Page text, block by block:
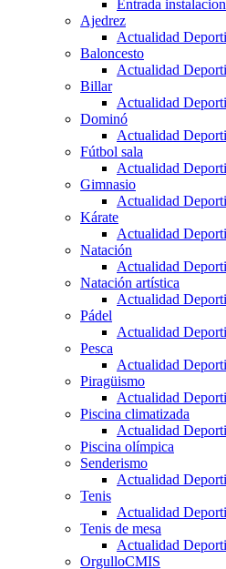
Entrada
Ajedrez
Actualidad
Baloncesto
Actualidad
Billar
Actualidad
Dominó
Actualidad
Fútbol sala
Actualidad
Gimnasio
Actualidad
Kárate
Actualidad
Natación
Actualidad
Natación artística
Actualidad
Pádel
Actualidad
Pesca
Actualidad
Piragüismo
Actualidad
Piscina climatizada
Actualidad
Piscina olímpica
Senderismo
Actualidad
Tenis
Actualidad
Tenis de mesa
Actualidad
OrgulloCMIS